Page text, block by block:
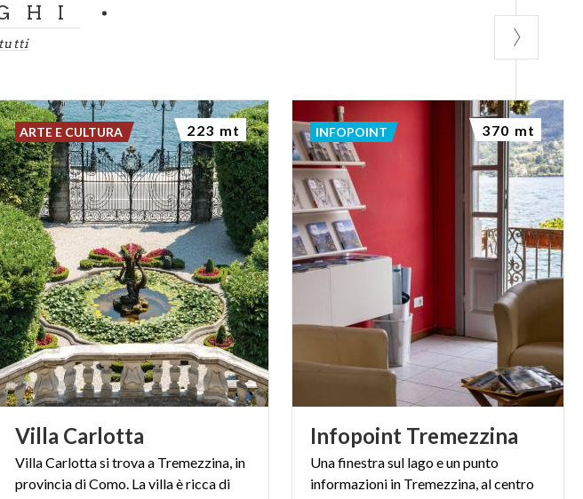
Villa Carlotta
Villa Carlotta si trova a Tremezzina, in
provincia di Como. La villa è ricca di
ARTE E CULTURA 223 mt
Infopoint Tremezzina
Una finestra sul lago e un punto
informazioni in Tremezzina, al centro
INFOPOINT 370 mt